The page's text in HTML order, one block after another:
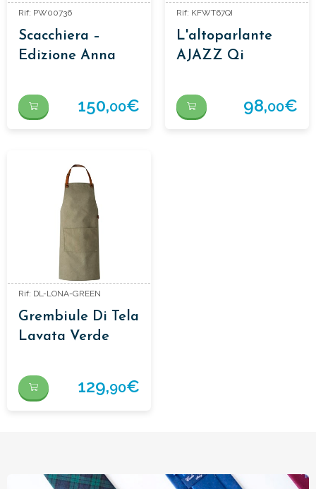
Rif: PW00736
Scacchiera –
Edizione Anna
150,00€
Rif: KFWT67QI
L'altoparlante
AJAZZ Qi
98,00€
Rif: DL-LONA-GREEN
Grembiule Di Tela
Lavata Verde
129,90€